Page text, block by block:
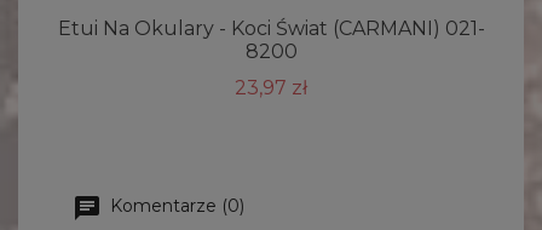
Etui Na Okulary - Koci Świat (CARMANI) 021-
8200
23,97 zł
Komentarze (0)